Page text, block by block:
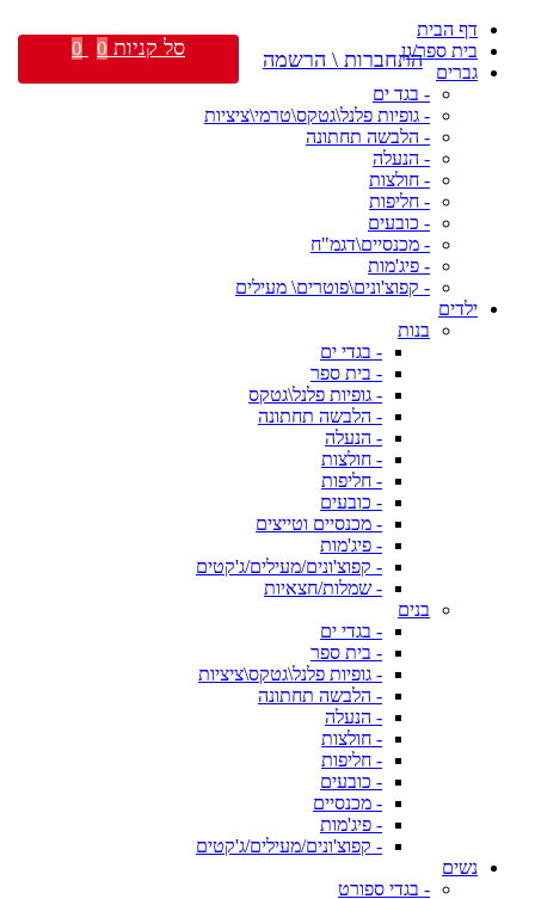
דף הבית
בית ספר/גן
גברים
- בגד ים
- גופיות פלנל\גטקס\טרמי\ציציות
- הלבשה תחתונה
- הנעלה
- חולצות
- חליפות
- כובעים
- מכנסיים\דגמ"ח
- פיג'מות
- קפוצ'ונים\פוטרים\ מעילים
ילדים
בנות
- בגדי ים
- בית ספר
- גופיות פלנל\גטקס
- הלבשה תחתונה
- הנעלה
- חולצות
- חליפות
- כובעים
- מכנסיים וטייצים
- פיג'מות
- קפוצ'ונים/מעילים/ג'קטים
- שמלות/חצאיות
בנים
- בגדי ים
- בית ספר
- גופיות פלנל\גטקס\ציציות
- הלבשה תחתונה
- הנעלה
- חולצות
- חליפות
- כובעים
- מכנסיים
- פיג'מות
- קפוצ'ונים/מעילים/ג'קטים
נשים
- בגדי ספורט
התחברות \ הרשמה סל קניות 0
0